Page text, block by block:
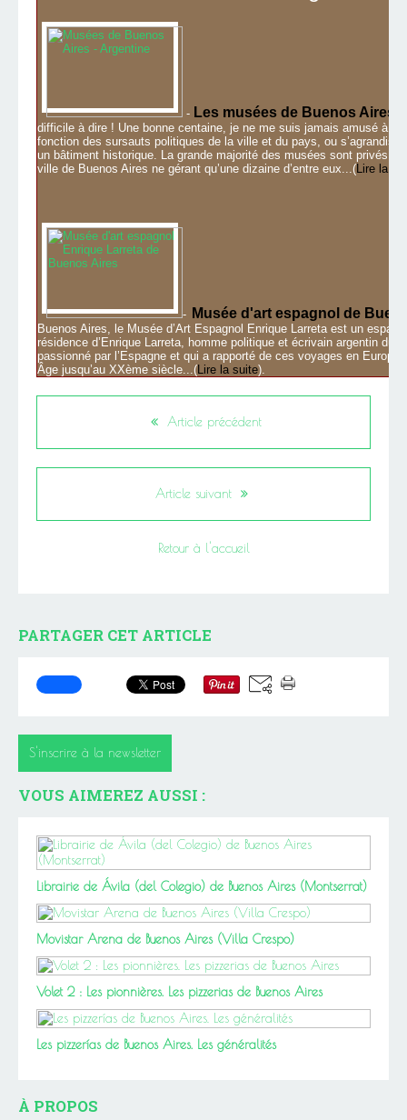
- Les musées de Buenos Aires
difficile à dire ! Une bonne centaine, je ne me suis jamais amusé à
fonction des sursauts politiques de la ville et du pays, ou
un bâtiment historique. La grande majorité des musées sont privés,
ville de Buenos Aires ne gérant qu’une dizaine d’entre eux...(Lire la
- Musée d'art espagnol de
Buenos Aires, le Musée d’Art Espagnol Enrique Larreta est un
résidence d’Enrique Larreta, homme politique et écrivain argentin
passionné par l’Espagne et qui a rapporté de ces voyages en
Âge jusqu’au XXème siècle...(Lire la suite).
Article précédent
Article suivant
Retour à l'accueil
PARTAGER CET ARTICLE
S'inscrire à la newsletter
VOUS AIMEREZ AUSSI :
Librairie de Ávila (del Colegio) de Buenos Aires (Montserrat)
Movistar Arena de Buenos Aires (Villa Crespo)
Volet 2 : Les pionnières. Les pizzerias de Buenos Aires
Les pizzerías de Buenos Aires. Les généralités
À PROPOS